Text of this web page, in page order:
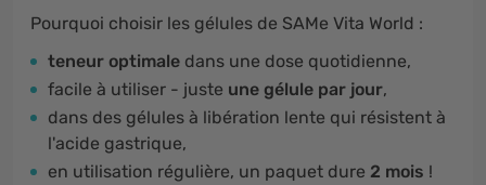
Pourquoi choisir les gélules de SAMe Vita World :
teneur optimale dans une dose quotidienne,
facile à utiliser - juste une gélule par jour,
dans des gélules à libération lente qui résistent à
l'acide gastrique,
en utilisation régulière, un paquet dure 2 mois !